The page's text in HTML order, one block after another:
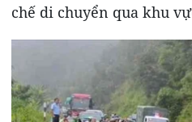
chế di chuyển qua khu